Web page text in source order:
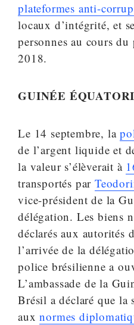
plateformes anti-
locaux d’intégrité, et
personnes au cours du
2018.
GUINÉE
Le 14 septembre, la
de l’argent liquide et
la valeur s’élèverait à
transportés par
vice-président de la
délégation. Les biens
déclarés aux autorités
l’arrivée de la
police brésilienne a
L’ambassade de la
Brésil a déclaré que la
auxnormes